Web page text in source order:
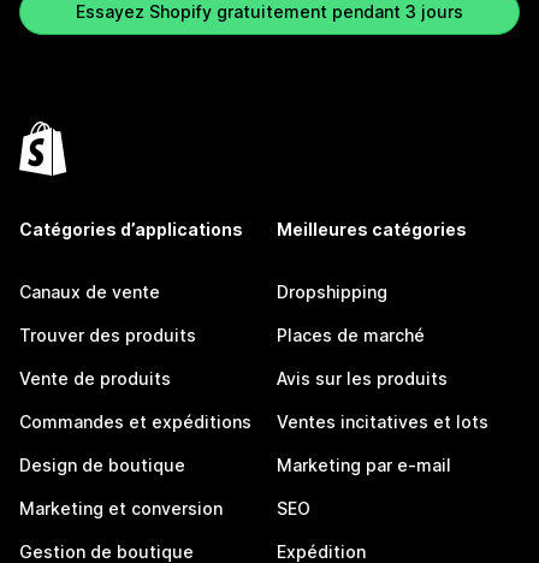
Essayez Shopify gratuitement pendant 3 jours
Catégories d’applications
Canaux de vente
Trouver des produits
Vente de produits
Commandes et expéditions
Design de boutique
Marketing et conversion
Gestion de boutique
Meilleures catégories
Dropshipping
Places de marché
Avis sur les produits
Ventes incitatives et lots
Marketing par e-mail
SEO
Expédition